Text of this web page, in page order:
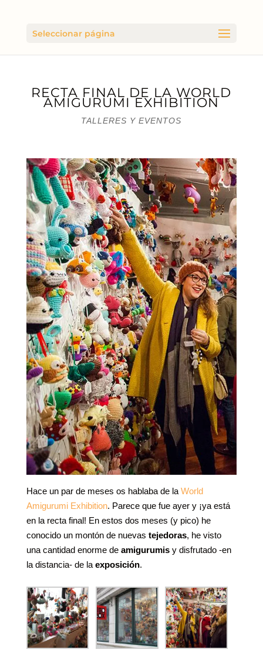
Seleccionar página
RECTA FINAL DE LA WORLD
AMIGURUMI EXHIBITION
TALLERES Y EVENTOS
Hace un par de meses os hablaba de la World
Amigurumi Exhibition. Parece que fue ayer y ¡ya está
en la recta final! En estos dos meses (y pico) he
conocido un montón de nuevas tejedoras, he visto
una cantidad enorme de amigurumisy disfrutado -en
la distancia- de la exposición.